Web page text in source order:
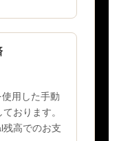
使用した手動
おります。
残高でのお支